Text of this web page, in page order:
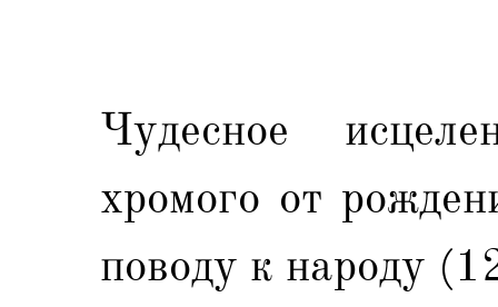
Чудесное
хромого от
поводу к народу